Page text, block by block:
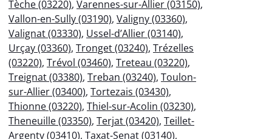
Tèche (03220), Varennes-sur-Allier (03150),
Vallon-en-Sully (03190), Valigny (03360),
Valignat (03330), Ussel-d’Allier (03140),
Urçay (03360), Tronget (03240), Trézelles
(03220), Trévol (03460), Treteau (03220),
Treignat (03380), Treban (03240), Toulon-
sur-Allier (03400), Tortezais (03430),
Thionne (03220), Thiel-sur-Acolin (03230),
Theneuille (03350), Terjat (03420), Teillet-
Argenty (03410), Taxat-Senat (03140),